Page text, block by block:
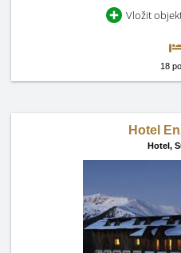
Vložit
18
Hotel
Hotel,